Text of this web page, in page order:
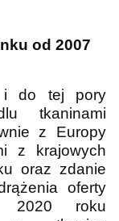
od 2007
i do tej pory
tkaninami
z Europy
z krajowych
oraz zdanie
oferty
2020 roku